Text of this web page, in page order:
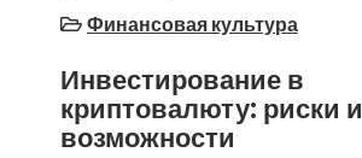
Финансовая культура
Инвестирование в
криптовалюту: риски и
возможности